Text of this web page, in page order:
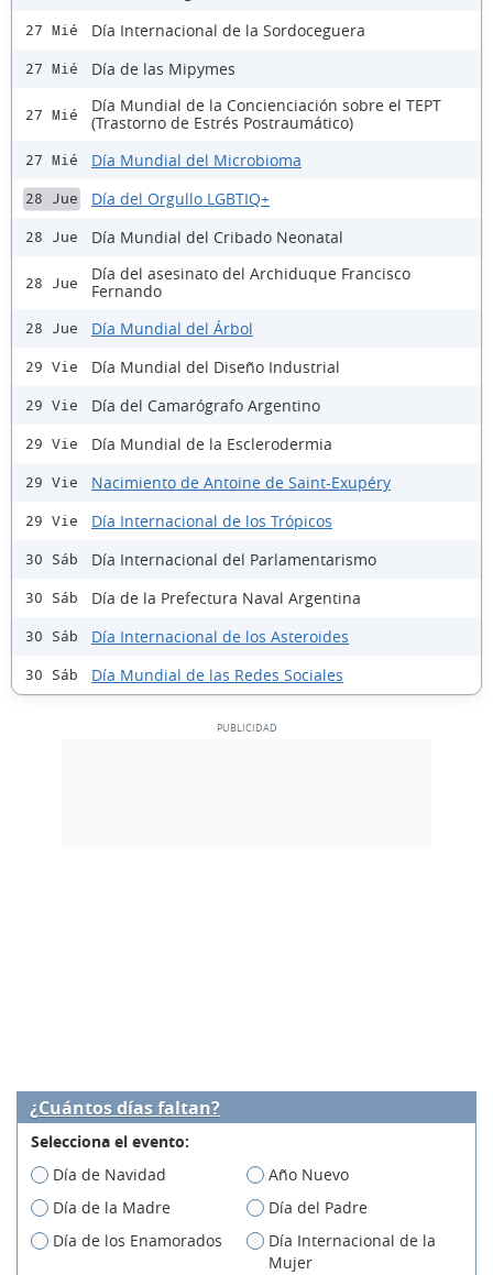
27 Mié Día Internacional de la Sordoceguera
27 Mié Día de las Mipymes
27 Mié
Día Mundial de la Concienciación sobre el TEPT
(Trastorno de Estrés Postraumático)
27 Mié Día Mundial del Microbioma
28 Jue Día del Orgullo LGBTIQ+
28 Jue Día Mundial del Cribado Neonatal
28 Jue
Día del asesinato del Archiduque Francisco
Fernando
28 Jue Día Mundial del Árbol
29 Vie Día Mundial del Diseño Industrial
29 Vie Día del Camarógrafo Argentino
29 Vie Día Mundial de la Esclerodermia
29 Vie Nacimiento de Antoine de Saint-Exupéry
29 Vie Día Internacional de los Trópicos
30 Sáb Día Internacional del Parlamentarismo
30 Sáb Día de la Prefectura Naval Argentina
30 Sáb Día Internacional de los Asteroides
30 Sáb Día Mundial de las Redes Sociales
¿Cuántos días faltan?
Selecciona el evento:
Día de Navidad
Año Nuevo
Día de la Madre
Día del Padre
Día de los Enamorados
Día Internacional de la
Mujer